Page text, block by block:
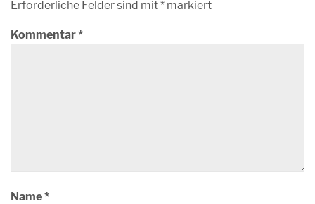
Erforderliche Felder sind mit* markiert
Kommentar*
Name*